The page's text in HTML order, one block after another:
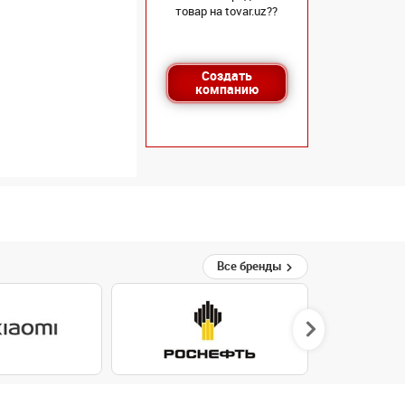
товар на tovar.uz??
Создать
компанию
Все бренды